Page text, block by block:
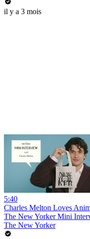
il y a 3 mois
5:40
Charles Melton Loves
The New Yorker Mini
The New Yorker